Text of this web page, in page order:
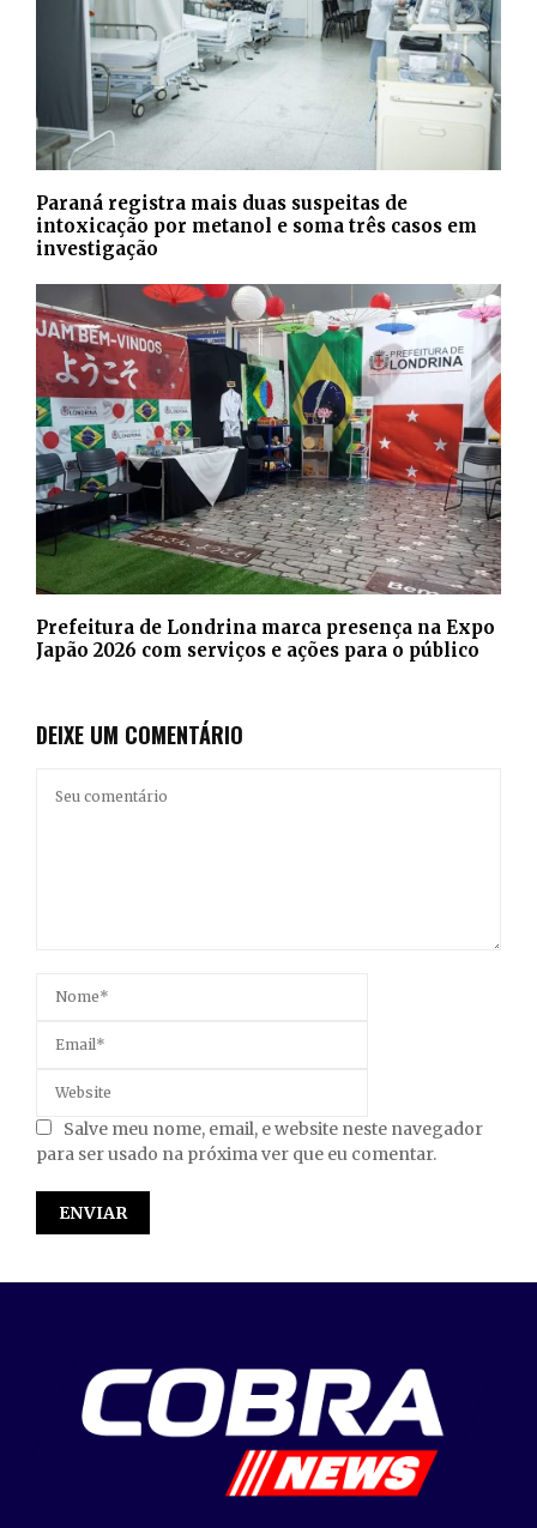
Paraná registra mais duas suspeitas de
intoxicação por metanol e soma três casos em
investigação
Prefeitura de Londrina marca presença na Expo
Japão 2026 com serviços e ações para o público
DEIXE UM COMENTÁRIO
Salve meu nome, email, e website neste navegador
para ser usado na próxima ver que eu comentar.